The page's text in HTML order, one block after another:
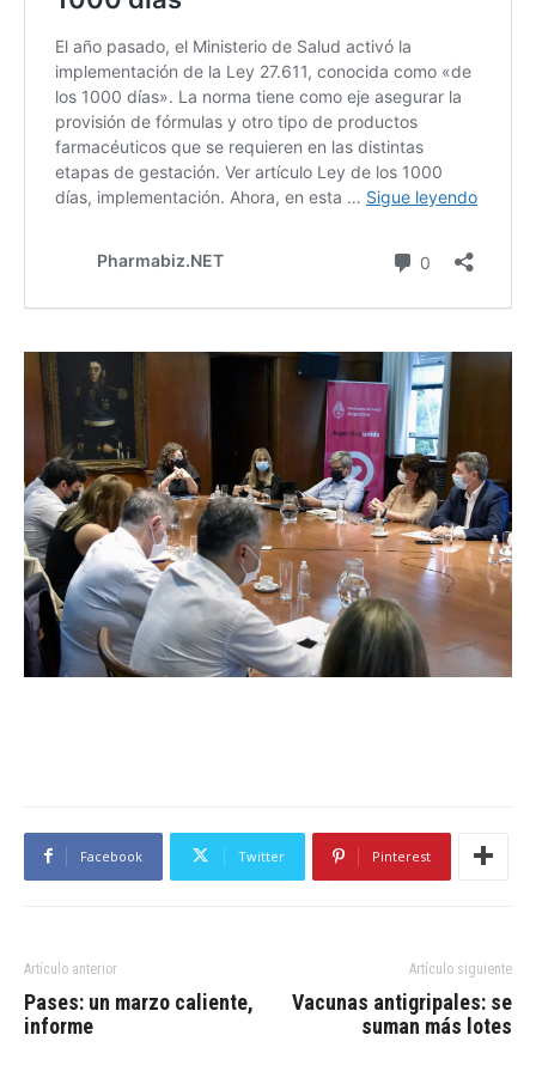
Facebook Twitter Pinterest
Artículo anterior
Pases: un marzo caliente,
informe
Artículo siguiente
Vacunas antigripales: se
suman más lotes